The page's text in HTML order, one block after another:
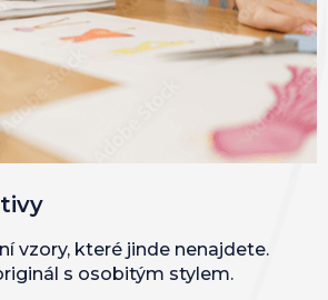
vzory, které jinde nenajdete.
s osobitým stylem.